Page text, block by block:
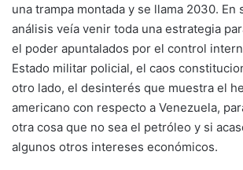
una trampa montada y se llama 2030. En
análisis veía venir toda una estrategia
el poder apuntalados por el control
Estado militar policial, el caos
otro lado, el desinterés que muestra el
americano con respecto a Venezuela,
otra cosa que no sea el petróleo y si
algunos otros intereses económicos.